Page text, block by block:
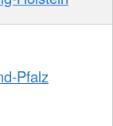
Pfalz